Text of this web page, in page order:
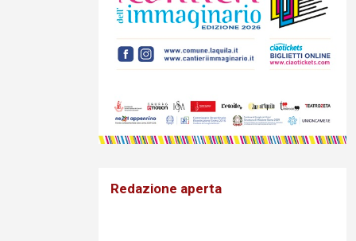
Redazione aperta